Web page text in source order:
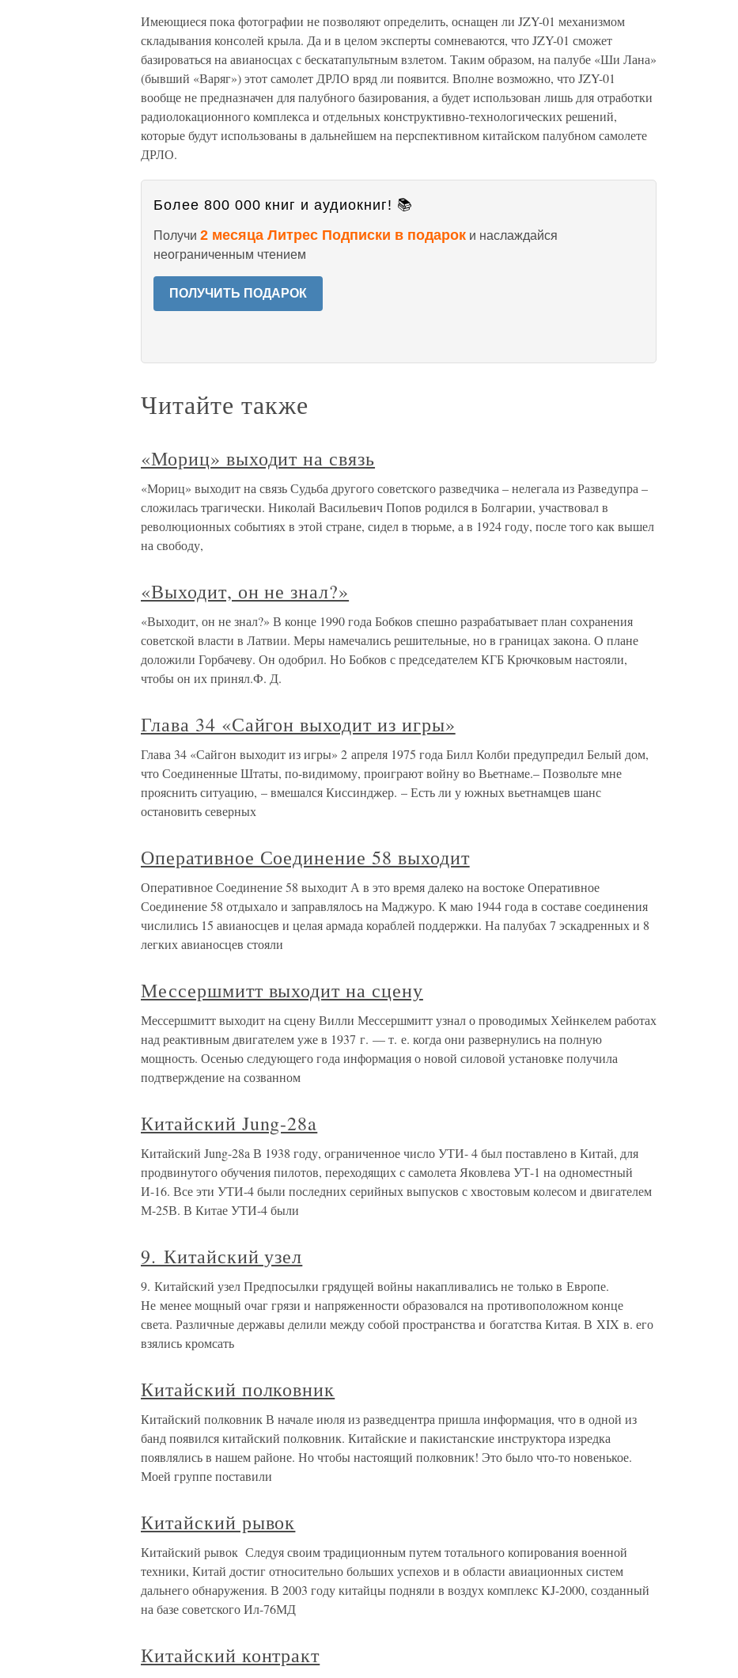
Имеющиеся пока фотографии не позволяют определить, оснащен ли JZY-01 механизмом
складывания консолей крыла. Да и в целом эксперты сомневаются, что JZY-01 сможет
базироваться на авианосцах с бескатапультным взлетом. Таким образом, на палубе «Ши Лана»
(бывший «Варяг») этот самолет ДРЛО вряд ли появится. Вполне возможно, что JZY-01
вообще не предназначен для палубного базирования, а будет использован лишь для отработки
радиолокационного комплекса и отдельных конструктивно-технологических решений,
которые будут использованы в дальнейшем на перспективном китайском палубном самолете
ДРЛО.
Более 800 000 книг и аудиокниг! 📚
Получи 2 месяца Литрес Подписки в подарок и наслаждайся
неограниченным чтением
ПОЛУЧИТЬ ПОДАРОК
Читайте также
«Мориц» выходит на связь
«Мориц» выходит на связь Судьба другого советского разведчика – нелегала из Разведупра –
сложилась трагически. Николай Васильевич Попов родился в Болгарии, участвовал в
революционных событиях в этой стране, сидел в тюрьме, а в 1924 году, после того как вышел
на свободу,
«Выходит, он не знал?»
«Выходит, он не знал?» В конце 1990 года Бобков спешно разрабатывает план сохранения
советской власти в Латвии. Меры намечались решительные, но в границах закона. О плане
доложили Горбачеву. Он одобрил. Но Бобков с председателем КГБ Крючковым настояли,
чтобы он их принял.Ф. Д.
Глава 34 «Сайгон выходит из игры»
Глава 34 «Сайгон выходит из игры» 2 апреля 1975 года Билл Колби предупредил Белый дом,
что Соединенные Штаты, по-видимому, проиграют войну во Вьетнаме.– Позвольте мне
прояснить ситуацию, – вмешался Киссинджер. – Есть ли у южных вьетнамцев шанс
остановить северных
Оперативное Соединение 58 выходит
Оперативное Соединение 58 выходит А в это время далеко на востоке Оперативное
Соединение 58 отдыхало и заправлялось на Маджуро. К маю 1944 года в составе соединения
числились 15 авианосцев и целая армада кораблей поддержки. На палубах 7 эскадренных и 8
легких авианосцев стояли
Мессершмитт выходит на сцену
Мессершмитт выходит на сцену Вилли Мессершмитт узнал о проводимых Хейнкелем работах
над реактивным двигателем уже в 1937 г. — т. е. когда они развернулись на полную
мощность. Осенью следующего года информация о новой силовой установке получила
подтверждение на созванном
Китайский Jung-28a
Китайский Jung-28a В 1938 году, ограниченное число УТИ- 4 был поставлено в Китай, для
продвинутого обучения пилотов, переходящих с самолета Яковлева УТ-1 на одноместный
И-16. Все эти УТИ-4 были последних серийных выпусков с хвостовым колесом и двигателем
М-25В. В Китае УТИ-4 были
9. Китайский узел
9. Китайский узел Предпосылки грядущей войны накапливались не только в Европе.
Не менее мощный очаг грязи и напряженности образовался на противоположном конце
света. Различные державы делили между собой пространства и богатства Китая. В XIX в. его
взялись кромсать
Китайский полковник
Китайский полковник В начале июля из разведцентра пришла информация, что в одной из
банд появился китайский полковник. Китайские и пакистанские инструктора изредка
появлялись в нашем районе. Но чтобы настоящий полковник! Это было что-то новенькое.
Моей группе поставили
Китайский рывок
Китайский рывок Следуя своим традиционным путем тотального копирования военной
техники, Китай достиг относительно больших успехов и в области авиационных систем
дальнего обнаружения. В 2003 году китайцы подняли в воздух комплекс KJ-2000, созданный
на базе советского Ил-76МД
Китайский контракт